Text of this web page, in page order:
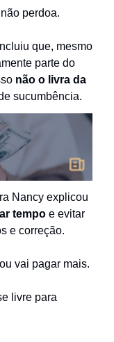
perdoa.
que, mesmo
parte do
não o livra da
sucumbência.
Nancy explicou
tempo e evitar
e correção.
vai pagar mais.
livre para